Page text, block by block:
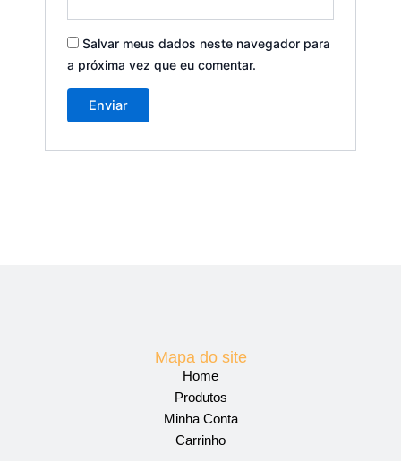
Salvar meus dados neste navegador para
a próxima vez que eu comentar.
Mapa do site
Home
Produtos
Minha Conta
Carrinho